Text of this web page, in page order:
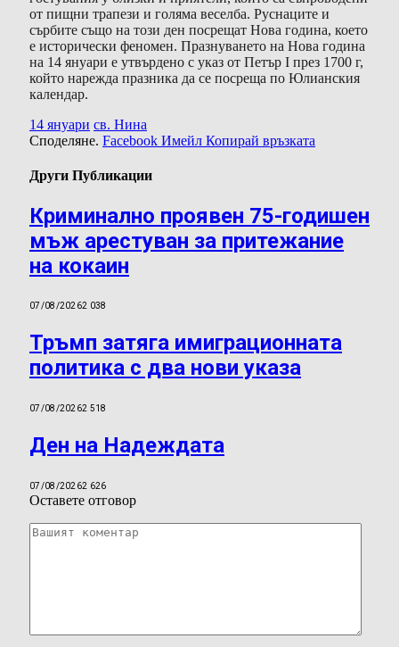
от пищни трапези и голяма веселба. Руснаците и
сърбите също на този ден посрещат Нова година, което
е исторически феномен. Празнуването на Нова година
на 14 януари е утвърдено с указ от Петър I през 1700 г,
който нарежда празника да се посреща по Юлианския
календар.
14 януари св. Нина
Споделяне. Facebook Имейл Копирай връзката
Други Публикации
Криминално проявен 75-годишен
мъж арестуван за притежание
на кокаин
07/08/20262 038
Тръмп затяга имиграционната
политика с два нови указа
07/08/20262 518
Ден на Надеждата
07/08/20262 626
Оставете отговор